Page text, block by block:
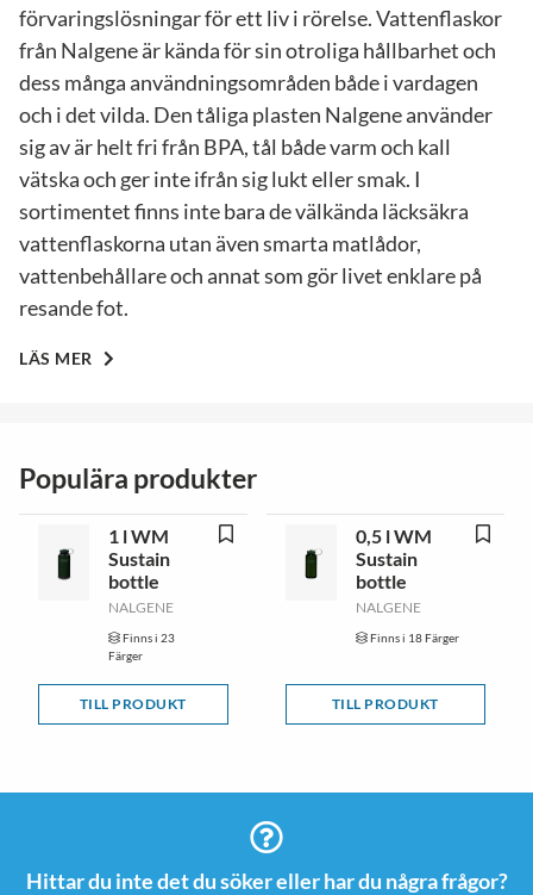
förvaringslösningar för ett liv i rörelse. Vattenflaskor
från Nalgene är kända för sin otroliga hållbarhet och
dess många användningsområden både i vardagen
och i det vilda. Den tåliga plasten Nalgene använder
sig av är helt fri från BPA, tål både varm och kall
vätska och ger inte ifrån sig lukt eller smak. I
sortimentet finns inte bara de välkända läcksäkra
vattenflaskorna utan även smarta matlådor,
vattenbehållare och annat som gör livet enklare på
resande fot.
LÄS MER
Populära produkter
1 l WM
Sustain
bottle
NALGENE
Finns i 23
Färger
TILL PRODUKT
0,5 l WM
Sustain
bottle
NALGENE
Finns i 18 Färger
TILL PRODUKT
Hittar du inte det du söker eller har du några frågor?